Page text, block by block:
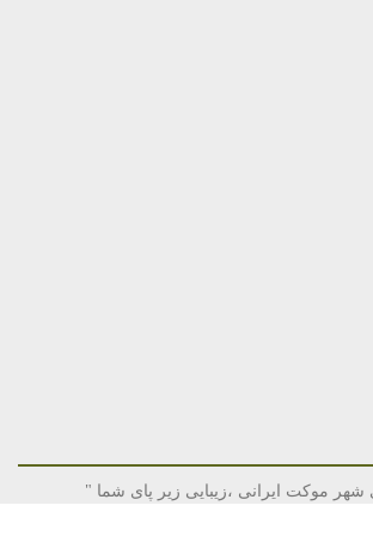
موکت ایرانی ،زیبایی زیر پای شما "